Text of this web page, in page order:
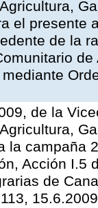
el presente
de la
de la
la campaña
Acción I.5
de